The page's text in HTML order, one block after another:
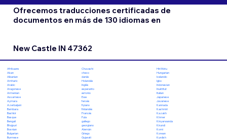
Ofrecemos traducciones certificadas de
documentos en más de 130 idiomas en
New Castle IN 47362
Afrikaans
Akan
Albanian
Amharic
Arabic
Aragonese
Armenian
Assamese
Aymara
Azerbaijani
Bambara
Bashkir
Basque
Bengali
Bhojpuri
Bosnian
Bulgarian
Burmese
Chuvashi
checo
danés
Holandés
Inglés
esperanto
estonio
Ewe
feroés
fiyiano
finlandés
Francés
Fula
gallego
georgiano
Alemán
Griego
Gujarati
Hiri Motu
Hungarian
Icelandic
Igbo
Indonesian
Inuktitut
Italian
Japanese
Javanese
Kannada
Kashmiri
Kazakh
Khmer
Kinyarwanda
Kirundi
Komi
Korean
Kurdish